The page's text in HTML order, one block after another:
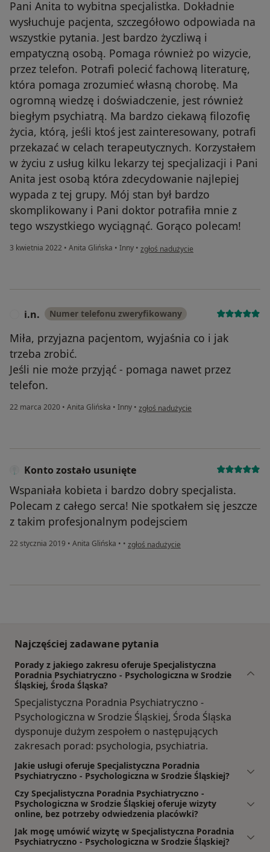
Pani Anita to wybitna specjalistka. Dokładnie
wysłuchuje pacjenta, szczegółowo odpowiada na
wszystkie pytania. Jest bardzo życzliwą i
empatyczną osobą. Pomaga również po wizycie,
przez telefon. Potrafi polecić fachową literaturę,
która pomaga zrozumieć własną chorobę. Ma
ogromną wiedzę i doświadczenie, jest również
biegłym psychiatrą. Ma bardzo ciekawą filozofię
życia, którą, jeśli ktoś jest zainteresowany, potrafi
przekazać w celach terapeutycznych. Korzystałem
w życiu z usług kilku lekarzy tej specjalizacji i Pani
Anita jest osobą która zdecydowanie najlepiej
wypada z tej grupy. Mój stan był bardzo
skomplikowany i Pani doktor potrafiła mnie z
tego wszystkiego wyciągnąć. Gorąco polecam!
3 kwietnia 2022 • Anita Glińska • Inny • w opinii użytkownika Pacjent
zgłoś nadużycie
i.n. Numer telefonu zweryfikowany
Miła, przyjazna pacjentom, wyjaśnia co i jak
trzeba zrobić.
Jeśli nie może przyjąć - pomaga nawet przez
telefon.
22 marca 2020 • Anita Glińska • Inny • w opinii użytkownika i.n.
zgłoś nadużycie
Konto zostało usunięte
Wspaniała kobieta i bardzo dobry specjalista.
Polecam z całego serca! Nie spotkałem się jeszcze
z takim profesjonalnym podejsciem
22 stycznia 2019 • Anita Glińska • • w opinii użytkownika Konto zostało
zgłoś nadużycie
Najczęściej zadawane pytania
Porady z jakiego zakresu oferuje Specjalistyczna
Poradnia Psychiatryczno - Psychologiczna w Srodzie
Śląskiej, Środa Śląska?
Specjalistyczna Poradnia Psychiatryczno -
Psychologiczna w Srodzie Śląskiej, Środa Śląska
dysponuje dużym zespołem o następujących
zakresach porad: psychologia, psychiatria.
Jakie usługi oferuje Specjalistyczna Poradnia
Psychiatryczno - Psychologiczna w Srodzie Śląskiej?
Czy Specjalistyczna Poradnia Psychiatryczno -
Psychologiczna w Srodzie Śląskiej oferuje wizyty
online, bez potrzeby odwiedzenia placówki?
Jak mogę umówić wizytę w Specjalistyczna Poradnia
Psychiatryczno - Psychologiczna w Srodzie Śląskiej?